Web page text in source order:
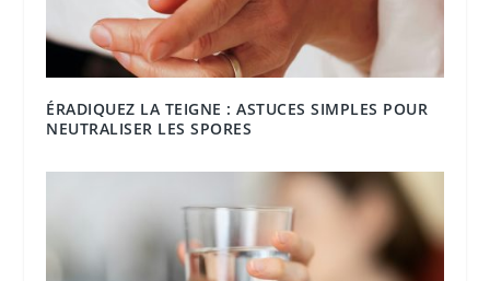
ÉRADIQUEZ LA TEIGNE : ASTUCES SIMPLES POUR
NEUTRALISER LES SPORES